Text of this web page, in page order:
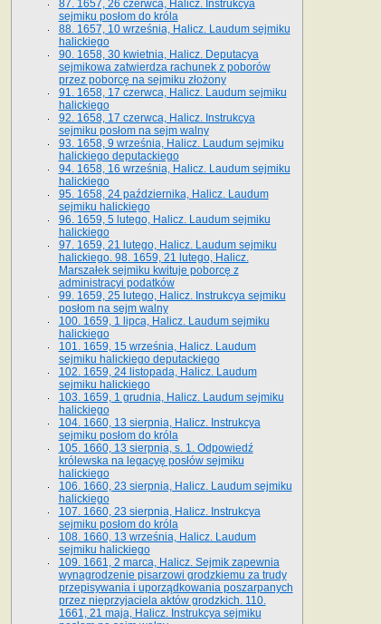
87. 1657, 26 czerwca, Halicz. Instrukcya
sejmiku posłom do króla
88. 1657, 10 września, Halicz. Laudum sejmiku
halickiego
90. 1658, 30 kwietnia, Halicz. Deputacya
sejmikowa zatwierdza rachunek z poborów
przez poborcę na sejmiku złożony
91. 1658, 17 czerwca, Halicz. Laudum sejmiku
halickiego
92. 1658, 17 czerwca, Halicz. Instrukcya
sejmiku posłom na sejm walny
93. 1658, 9 września, Halicz. Laudum sejmiku
halickiego deputackiego
94. 1658, 16 września, Halicz. Laudum sejmiku
halickiego
95. 1658, 24 października, Halicz. Laudum
sejmiku halickiego
96. 1659, 5 lutego, Halicz. Laudum sejmiku
halickiego
97. 1659, 21 lutego, Halicz. Laudum sejmiku
halickiego. 98. 1659, 21 lutego, Halicz.
Marszałek sejmiku kwituje poborcę z
administracyi podatków
99. 1659, 25 lutego, Halicz. Instrukcya sejmiku
posłom na sejm walny
100. 1659, 1 lipca, Halicz. Laudum sejmiku
halickiego
101. 1659, 15 września, Halicz. Laudum
sejmiku halickiego deputackiego
102. 1659, 24 listopada, Halicz. Laudum
sejmiku halickiego
103. 1659, 1 grudnia, Halicz. Laudum sejmiku
halickiego
104. 1660, 13 sierpnia, Halicz. Instrukcya
sejmiku posłom do króla
105. 1660, 13 sierpnia, s. 1. Odpowiedź
królewska na legacyę posłów sejmiku
halickiego
106. 1660, 23 sierpnia, Halicz. Laudum sejmiku
halickiego
107. 1660, 23 sierpnia, Halicz. Instrukcya
sejmiku posłom do króla
108. 1660, 13 września, Halicz. Laudum
sejmiku halickiego
109. 1661, 2 marca, Halicz. Sejmik zapewnia
wynagrodzenie pisarzowi grodzkiemu za trudy
przepisywania i uporządkowania poszarpanych
przez nieprzyjaciela aktów grodzkich. 110.
1661, 21 maja, Halicz. Instrukcya sejmiku